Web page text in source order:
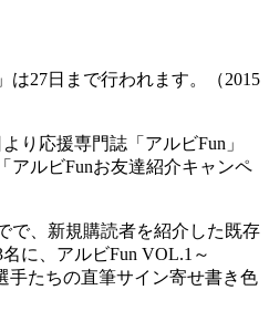
は27日まで行われます。（2015
り応援専門誌「アルビFun」
アルビFunお友達紹介キャンペ
で、新規購読者を紹介した既存
に、アルビFun VOL.1～
手たちの直筆サイン寄せ書き色